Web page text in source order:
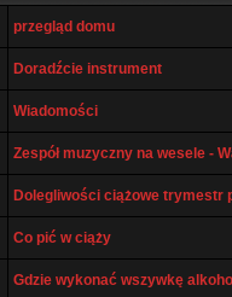
przegląd domu
Doradźcie instrument
Wiadomości
Zespół muzyczny na wesele -
Dolegliwości ciążowe trymestr
Co pić w ciąży
Gdzie wykonać wszywkę